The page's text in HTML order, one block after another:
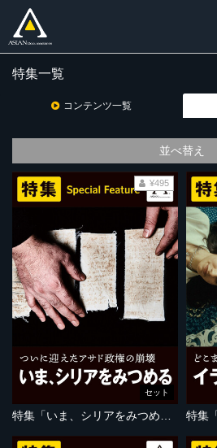
特集一覧
コンテンツ一覧
並べ替え
セット
¥495
特集